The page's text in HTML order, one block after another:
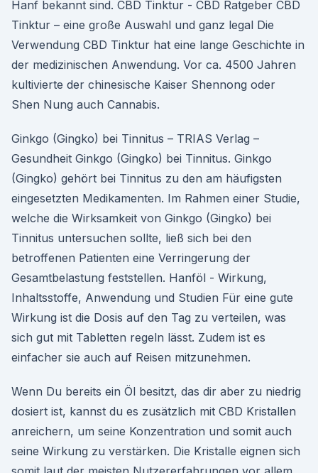
Hanf bekannt sind. CBD Tinktur - CBD Ratgeber CBD
Tinktur – eine große Auswahl und ganz legal Die
Verwendung CBD Tinktur hat eine lange Geschichte in
der medizinischen Anwendung. Vor ca. 4500 Jahren
kultivierte der chinesische Kaiser Shennong oder
Shen Nung auch Cannabis.
Ginkgo (Gingko) bei Tinnitus – TRIAS Verlag –
Gesundheit Ginkgo (Gingko) bei Tinnitus. Ginkgo
(Gingko) gehört bei Tinnitus zu den am häufigsten
eingesetzten Medikamenten. Im Rahmen einer Studie,
welche die Wirksamkeit von Ginkgo (Gingko) bei
Tinnitus untersuchen sollte, ließ sich bei den
betroffenen Patienten eine Verringerung der
Gesamtbelastung feststellen. Hanföl - Wirkung,
Inhaltsstoffe, Anwendung und Studien Für eine gute
Wirkung ist die Dosis auf den Tag zu verteilen, was
sich gut mit Tabletten regeln lässt. Zudem ist es
einfacher sie auch auf Reisen mitzunehmen.
Wenn Du bereits ein Öl besitzt, das dir aber zu niedrig
dosiert ist, kannst du es zusätzlich mit CBD Kristallen
anreichern, um seine Konzentration und somit auch
seine Wirkung zu verstärken. Die Kristalle eignen sich